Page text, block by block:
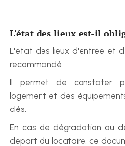
L'état des lieux est-il
L'état des lieux d'entrée et
recommandé.
Il permet de constater
logement et des
clés.
En cas de dégradation ou
départ du locataire, ce